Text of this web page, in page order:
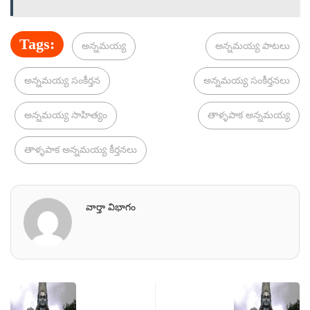
Tags: అన్నమయ్య అన్నమయ్య పాటలు
అన్నమయ్య సంకీర్తన అన్నమయ్య సంకీర్తనలు
అన్నమయ్య సాహిత్యం తాళ్ళపాక అన్నమయ్య
తాళ్ళపాక అన్నమయ్య కీర్తనలు
వార్తా విభాగం